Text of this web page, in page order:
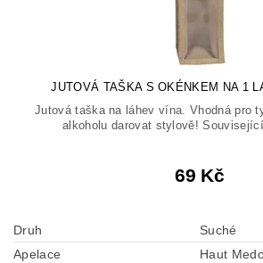
JUTOVÁ TAŠKA S OKÉNKEM NA 1
Jutová taška na láhev vína. Vhodná pro
alkoholu darovat stylově!
69 Kč
Druh
Suché
Apelace
Haut